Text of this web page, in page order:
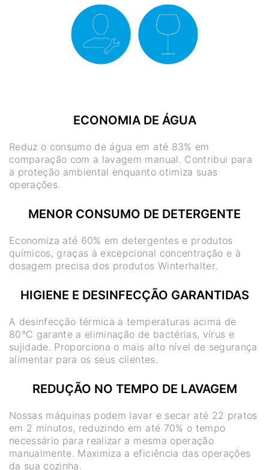
ECONOMIA DE ÁGUA
Reduz o consumo de água em até 83% em
comparação com a lavagem manual. Contribui para
a proteção ambiental enquanto otimiza suas
operações.
MENOR CONSUMO DE DETERGENTE
Economiza até 60% em detergentes e produtos
químicos, graças à excepcional concentração e à
dosagem precisa dos produtos Winterhalter.
HIGIENE E DESINFECÇÃO GARANTIDAS
A desinfecção térmica a temperaturas acima de
80°C garante a eliminação de bactérias, vírus e
sujidade. Proporciona o mais alto nível de segurança
alimentar para os seus clientes.
REDUÇÃO NO TEMPO DE LAVAGEM
Nossas máquinas podem lavar e secar até 22 pratos
em 2 minutos, reduzindo em até 70% o tempo
necessário para realizar a mesma operação
manualmente. Maximiza a eficiência das operações
da sua cozinha.